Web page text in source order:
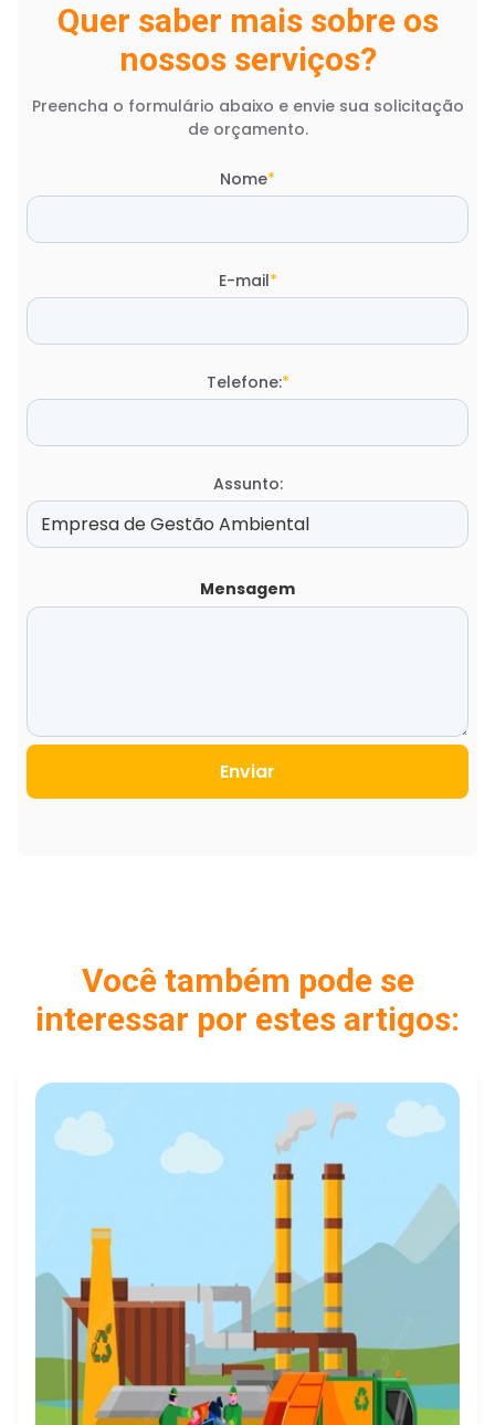
Quer saber mais sobre os
nossos serviços?
Preencha o formulário abaixo e envie sua solicitação
de orçamento.
Nome*
E-mail*
Telefone:*
Assunto:
Mensagem
Enviar
Você também pode se
interessar por estes artigos: